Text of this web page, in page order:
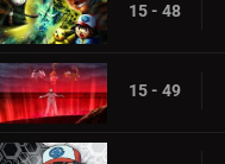
15 - 48
15 - 49